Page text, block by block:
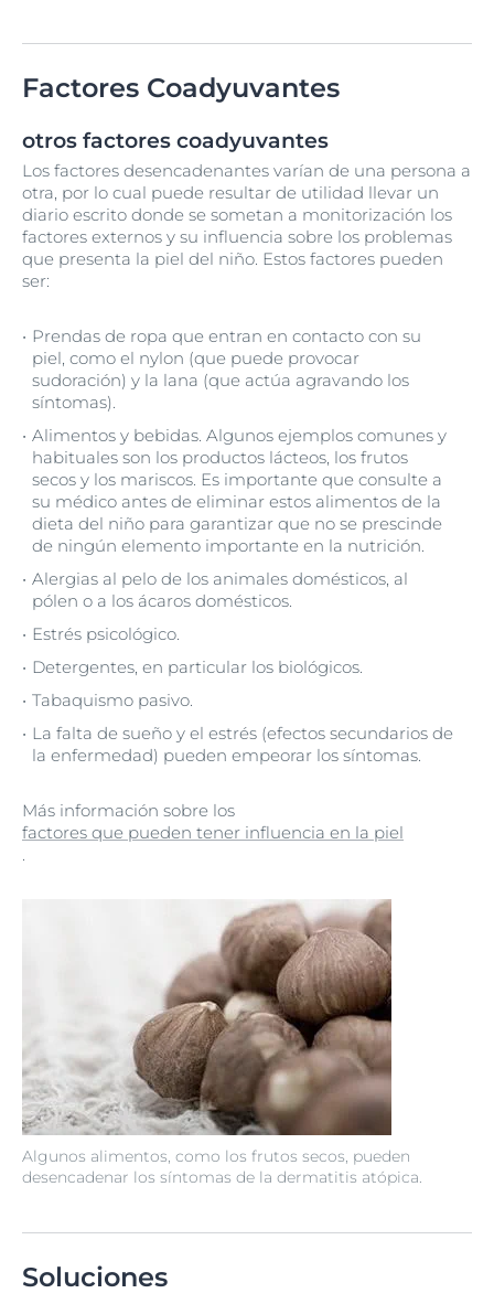
Factores Coadyuvantes
otros factores coadyuvantes
Los factores desencadenantes varían de una persona a
otra, por lo cual puede resultar de utilidad llevar un
diario escrito donde se sometan a monitorización los
factores externos y su influencia sobre los problemas
que presenta la piel del niño. Estos factores pueden
ser:
Algunos alimentos, como los frutos secos, pueden
desencadenar los síntomas de la dermatitis atópica.
Prendas de ropa que entran en contacto con su
piel, como el nylon (que puede provocar
sudoración) y la lana (que actúa agravando los
síntomas).
Alimentos y bebidas. Algunos ejemplos comunes y
habituales son los productos lácteos, los frutos
secos y los mariscos. Es importante que consulte a
su médico antes de eliminar estos alimentos de la
dieta del niño para garantizar que no se prescinde
de ningún elemento importante en la nutrición.
Alergias al pelo de los animales domésticos, al
pólen o a los ácaros domésticos.
Estrés psicológico.
Detergentes, en particular los biológicos.
Tabaquismo pasivo.
La falta de sueño y el estrés (efectos secundarios de
la enfermedad) pueden empeorar los síntomas.
Más información sobre los
factores que pueden tener influencia en la piel
.
Soluciones